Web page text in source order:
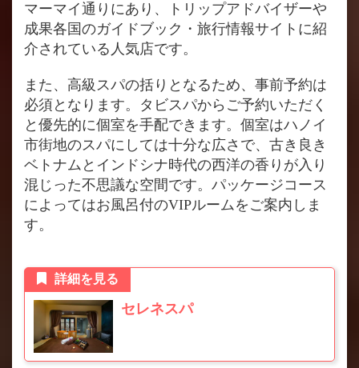
マーマイ通りにあり、トリップアドバイザーや
成果各国のガイドブック・旅行情報サイトに紹
介されている人気店です。
また、高級スパの括りとなるため、事前予約は
必須となります。タビスパからご予約いただく
と優先的に個室を手配できます。個室はハノイ
市街地のスパにしては十分な広さで、古き良き
ベトナムとインドシナ時代の西洋の香りが入り
混じった不思議な空間です。パッケージコース
によってはお風呂付のVIPルームをご案内しま
す。
セレネスパ
詳細を見る